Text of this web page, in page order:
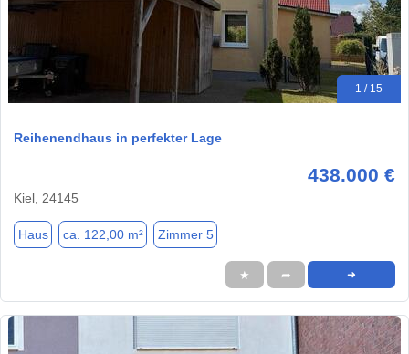
1 / 15
Reihenendhaus in perfekter Lage
438.000 €
Kiel, 24145
Haus ca. 122,00 m² Zimmer 5
★ ➦ ➜